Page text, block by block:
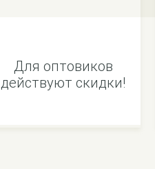
Для оптовиков
действуют скидки!